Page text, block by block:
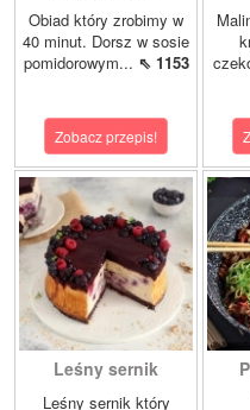
Obiad który zrobimy w
40 minut. Dorsz w sosie
pomidorowym... ⇖ 1153
Zobacz przepis!
Leśny sernik
Leśny sernik który